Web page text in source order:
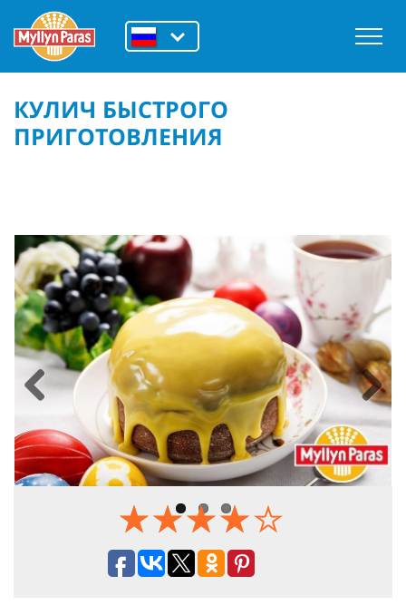
КУЛИЧ БЫСТРОГО
ПРИГОТОВЛЕНИЯ
Next